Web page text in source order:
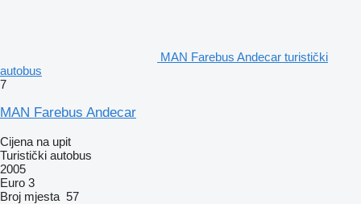
MAN Farebus Andecar turistički
autobus
7
MAN Farebus Andecar
Cijena na upit
Turistički autobus
2005
Euro 3
Broj mjesta 57